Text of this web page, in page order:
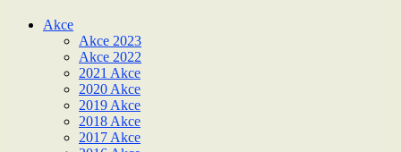
Akce
Akce 2023
Akce 2022
2021 Akce
2020 Akce
2019 Akce
2018 Akce
2017 Akce